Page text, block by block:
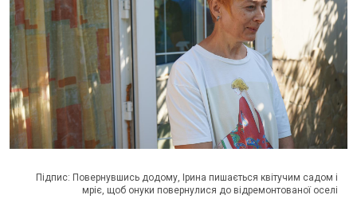
Підпис: Повернувшись додому, Ірина пишається квітучим садом і
мріє, щоб онуки повернулися до відремонтованої оселі